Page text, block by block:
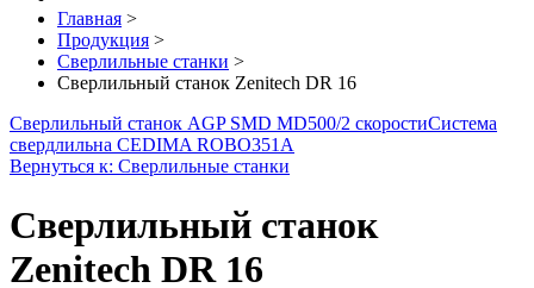
Главная >
Продукция >
Сверлильные станки >
Сверлильный станок Zenitech DR 16
Сверлильный станок AGP SMD MD500/2 скоростиСистема
свердлильна CEDIMA ROBO351A
Вернуться к: Сверлильные станки
Сверлильный станок
Zenitech DR 16